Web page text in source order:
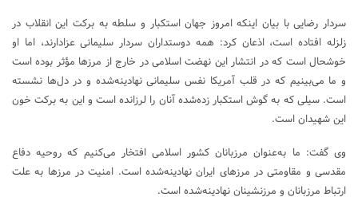
سردار رضایی با بیان اینکه امروز جهان استکبار و سلطه به برکت این انقلاب در
زلزله افتاده است، اذعان کرد: همه دوستداران سردار سلیمانی عزادارند، اما او
خوشحال است که در انتشار این نهضت اسلامی در خارج از مرزها مؤثر بوده است
و ما می‌بینیم که در قلب آمریکا نفس سلیمانی نهادینه‌شده و در دل‌ها نشسته
است. سیلی که به گوش استکبار زده‌شده آنان را لرزانده است و این به برکت خون
این شهیدان است.
وی گفت: ما به‌عنوان مرزبانان کشور اسلامی افتخار می‌کنیم که روحیه دفاع
مقدسی و مقاومتی در مرزهای ایران نهادینه‌شده است. امنیت در مرزها به علت
ارتباط مرزبانان و مرزنشینان نهادینه‌شده است.